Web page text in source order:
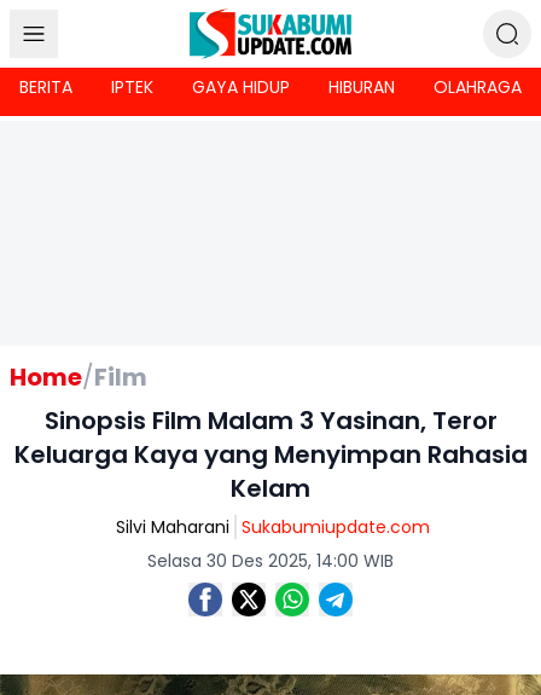
BERITA IPTEK GAYA HIDUP HIBURAN OLAHRAGA
Home/Film
Sinopsis Film Malam 3 Yasinan, Teror
Keluarga Kaya yang Menyimpan Rahasia
Kelam
Silvi Maharani Sukabumiupdate.com
Selasa 30 Des 2025, 14:00 WIB